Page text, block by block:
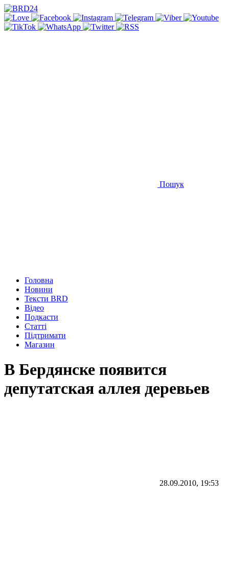
Пошук
Головна
Новини
Тексти BRD
Відео
Подкасти
Статті
Підтримати
Магазин
В Бердянске появится
депутатская аллея деревьев
28.09.2010, 19:53